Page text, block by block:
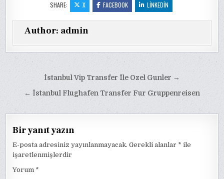
SHARE: X FACEBOOK LINKEDIN
Author: admin
gezinmesi
İstanbul Vip Transfer İle Ozel Gunler →
← İstanbul Flughafen Transfer Fur Gruppenreisen
Bir yanıt yazın
E-posta adresiniz yayınlanmayacak. Gerekli alanlar * ile
işaretlenmişlerdir
Yorum *